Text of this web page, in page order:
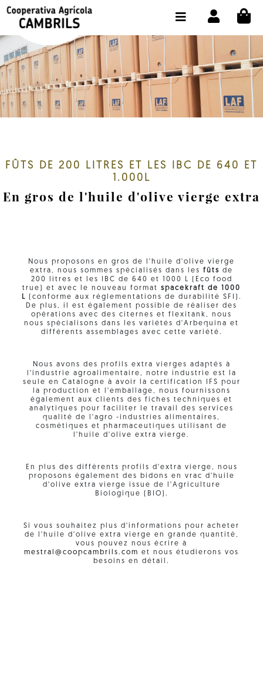
FÛTS DE 200 LITRES ET LES IBC DE 640 ET
1.000L
En gros de l'huile d'olive vierge extra
Nous proposons en gros de l'huile d'olive vierge
extra, nous sommes spécialisés dans les fûts de
200 litres et les IBC de 640 et 1000 L (Eco food
true) et avec le nouveau format spacekraft de 1000
L (conforme aux réglementations de durabilité SFI).
De plus, il est également possible de réaliser des
opérations avec des citernes et flexitank, nous
nous spécialisons dans les variétés d'Arbequina et
différents assemblages avec cette variété.
Nous avons des profils extra vierges adaptés à
l'industrie agroalimentaire, notre industrie est la
seule en Catalogne à avoir la certification IFS pour
la production et l'emballage, nous fournissons
également aux clients des fiches techniques et
analytiques pour faciliter le travail des services
qualité de l'agro -industries alimentaires,
cosmétiques et pharmaceutiques utilisant de
l'huile d'olive extra vierge.
En plus des différents profils d'extra vierge, nous
proposons également des bidons en vrac d'huile
d'olive extra vierge issue de l'Agriculture
Biologique (BIO).
Si vous souhaitez plus d'informations pour acheter
de l'huile d'olive extra vierge en grande quantité,
vous pouvez nous écrire à
mestral@coopcambrils.com et nous étudierons vos
besoins en détail.
BOUTIQUE ACHETER EN LIGNE
LA COOPÉRATIVE
OLEOTOUR
PRODUITS
CONTACT